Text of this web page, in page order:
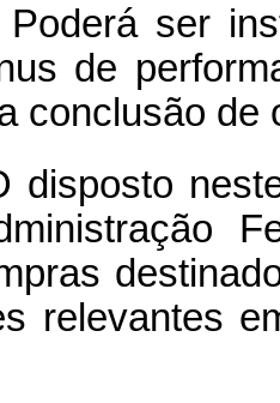
ser
de
conclusão
disposto
relevantes